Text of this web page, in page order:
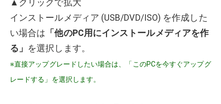
▲クリックで拡大
インストールメディア (USB/DVD/ISO) を作成した
い場合は 「他のPC用にインストールメディアを作
る」 を選択します。
※直接アップグレードしたい場合は、「このPCを今すぐアップグ
レードする」を選択します。